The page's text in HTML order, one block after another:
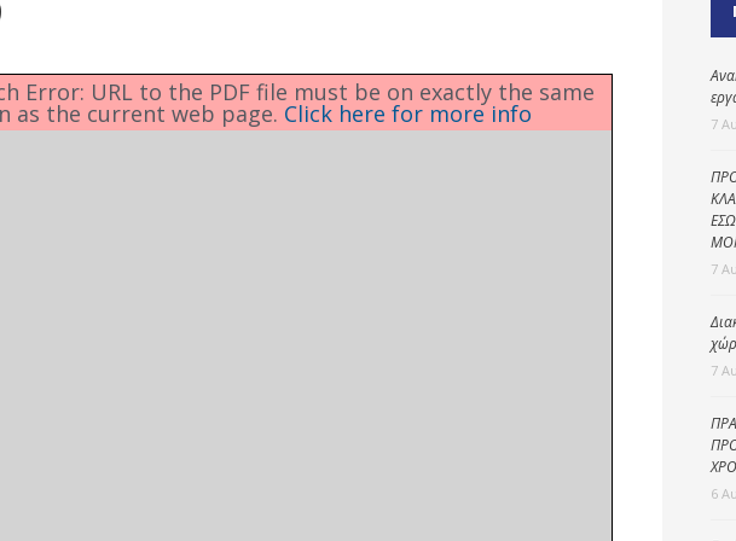
Ενότητες
Δημοτική
αστυνομία
Error: URL to the PDF file must be on exactly the same
as the current web page. Click here for more info 7
7
7
6